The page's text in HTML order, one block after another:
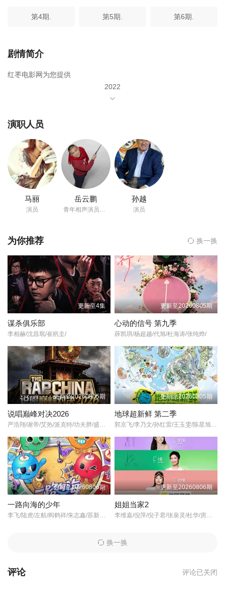
第4期. 第5期. 第6期.
剧情简介
红枣电影网为您提供
2022
马丽
岳云鹏
刘宏禄
张泰维
何欢
许君聪
文
主演,
李圆凯
李春苑
导演的《欢乐喜剧人·老友季》在线观看,《欢乐喜剧人·老友季》百
度云网盘资源以及《欢乐喜剧人·老友季》高清mp4迅雷下载，希望
您能喜欢！
欢乐喜剧人们回归喜剧人舞台，嘉宾们通过开情境喜剧盲盒的全新
形式展开对决，通过相声、小品等表演互动和游戏竞技展现喜剧人
的风彩，最后共进年夜饭喜剧大团圆。
演职人员
马丽
演员
岳云鹏 孙越
演员
为你推荐 换一换
更新至4集
谋杀俱乐部
李相赫/沈昌珉/崔杋圭/
更新至20260805期
心动的信号 第九季
薛凯琪/杨超越/代旭/杜海涛/张纯烨/
更新至20260805期
说唱巅峰对决2026
严浩翔/谢帝/艾热/派克特/功夫胖/盛宇/杨长青/刘嘉裕/米尔艾力/李斯丹妮/布瑞吉/翁杰/黄旭/杨博睿/吴嘉轩/白景屹/贰万/孙旸/李大奔/徐赢/郭颖/
更新至20260805期
地球超新鲜 第二季
郭京飞/李乃文/孙红雷/王玉雯/陈星旭/刘宇宁/林一/龚俊/
更新至20260806期
一路向海的少年
李飞/陆虎/左航/阎鹤祥/朱志鑫/苏新皓/张极/张泽禹/
更新至20260806期
姐姐当家2
李维嘉/倪萍/倪子君/张泉灵/杜华/房主任/冉莹颖/小鹿/徐梦桃/
换一换
评论 评论已关闭